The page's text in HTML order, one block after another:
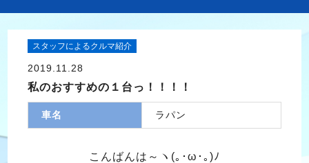
スタッフによるクルマ紹介
2019.11.28
私のおすすめの１台っ！！！！
車名 ラパン
こんばんは～ヽ(｡･ω･｡)ﾉ